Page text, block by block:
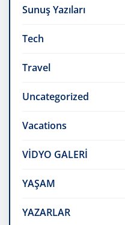
Sunuş Yazıları
Tech
Travel
Uncategorized
Vacations
VİDYO GALERİ
YAŞAM
YAZARLAR